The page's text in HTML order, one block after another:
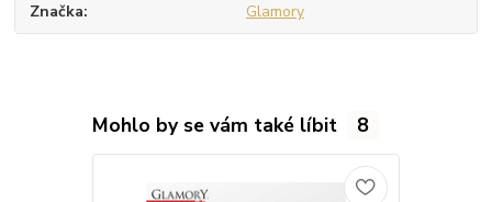
Značka Glamory
Mohlo by se vám také líbit 8